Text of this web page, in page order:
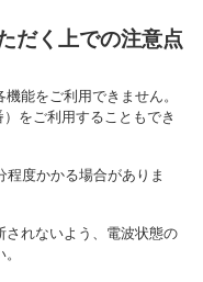
だく上での注意点
能をご利用できません。
をご利用することもでき
程度かかる場合がありま
されないよう、電波状態の